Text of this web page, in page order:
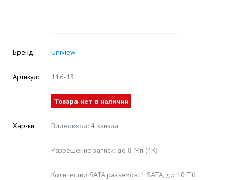
Бренд: Uniview
Артикул: 116-13
Товара нет в наличии
Хар-ки: Видеовход: 4 канала
Разрешение записи: до 8 Мп (4K)
Количество SATA разъемов: 1 SATA, до 10 Тб